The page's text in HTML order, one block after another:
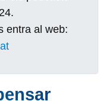
entra al web: